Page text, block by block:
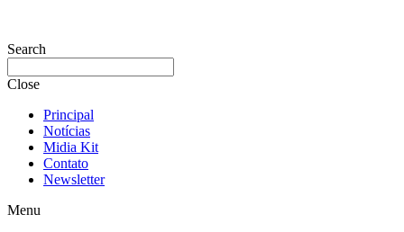
Search
Close
Principal
Notícias
Midia Kit
Contato
Newsletter
Menu